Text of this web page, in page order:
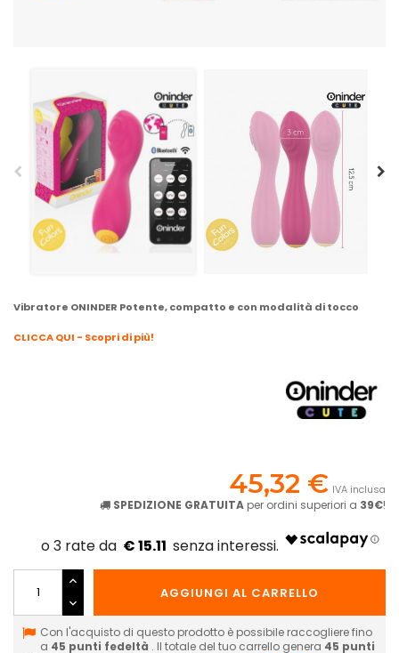
Vibratore ONINDER Potente, compatto e con modalità di tocco
CLICCA QUI - Scopri di più!
45,32 € IVA inclusa
SPEDIZIONE GRATUITA per ordini superiori a 39€!
€ 15.11
AGGIUNGI AL CARRELLO
Con l'acquisto di questo prodotto è possibile raccogliere fino
a 45 punti fedeltà . Il totale del tuo carrello genera 45 punti